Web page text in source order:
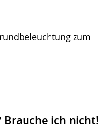
zum
Brauche ich nicht!